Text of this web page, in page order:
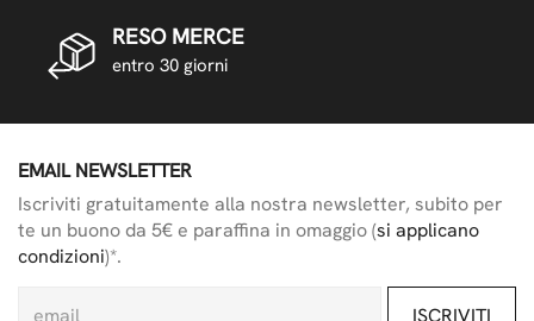
RESO MERCE
entro 30 giorni
EMAIL NEWSLETTER
Iscriviti gratuitamente alla nostra newsletter, subito per
te un buono da 5€ e paraffina in omaggio (si applicano
condizioni)*.
ISCRIVITI